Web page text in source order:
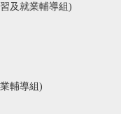
及就業輔導組)
輔導組)